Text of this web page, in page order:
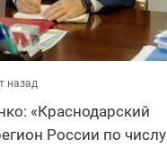
назад
«Краснодарский
России по числу